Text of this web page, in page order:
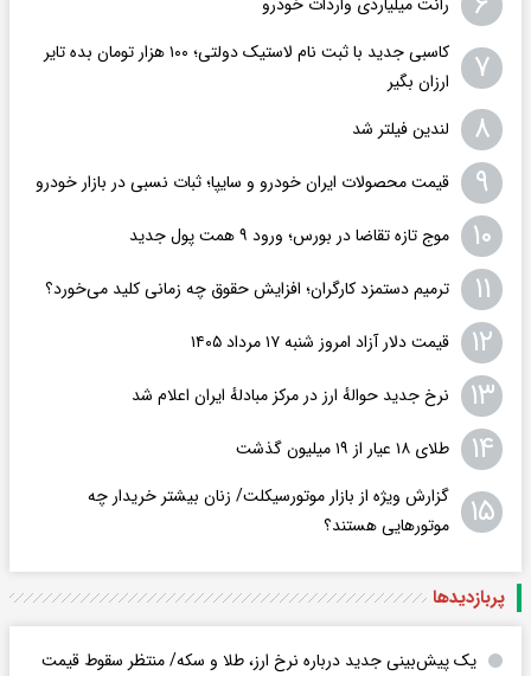
۷
کاسبی جدید با ثبت نام لاستیک دولتی؛ ۱۰۰ هزار تومان بده تایر
ارزان بگیر
۸ لندین فیلتر شد
۹ قیمت محصولات ایران خودرو و سایپا؛ ثبات نسبی در بازار خودرو
۱۰ موج تازه تقاضا در بورس؛ ورود ۹ همت پول جدید
۱۱ ترمیم دستمزد کارگران؛ افزایش حقوق چه زمانی کلید می‌خورد؟
۱۲ قیمت دلار آزاد امروز شنبه ۱۷ مرداد ۱۴۰۵
۱۳ نرخ جدید حوالهٔ ارز در مرکز مبادلهٔ ایران اعلام شد
۱۴ طلای ۱۸ عیار از ۱۹ میلیون گذشت
۱۵
گزارش ویژه از بازار موتورسیکلت/ زنان بیشتر خریدار چه
موتورهایی هستند؟
پربازدید‌ها
یک پیش‌بینی جدید درباره نرخ ارز، طلا و سکه/ منتظر سقوط قیمت